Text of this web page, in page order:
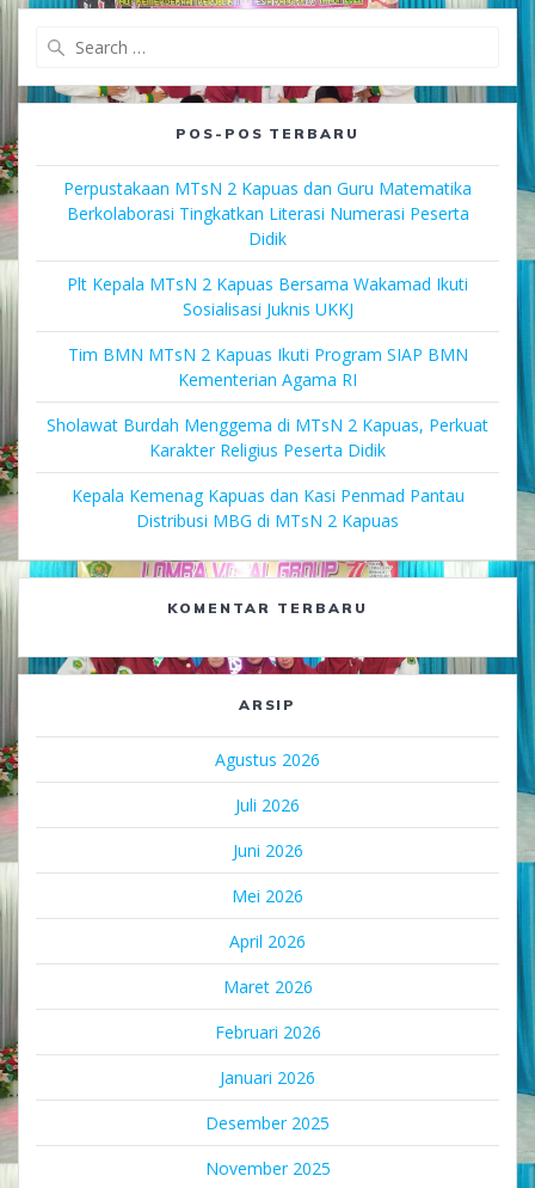
POS-POS TERBARU
Perpustakaan MTsN 2 Kapuas dan Guru Matematika
Berkolaborasi Tingkatkan Literasi Numerasi Peserta
Didik
Plt Kepala MTsN 2 Kapuas Bersama Wakamad Ikuti
Sosialisasi Juknis UKKJ
Tim BMN MTsN 2 Kapuas Ikuti Program SIAP BMN
Kementerian Agama RI
Sholawat Burdah Menggema di MTsN 2 Kapuas, Perkuat
Karakter Religius Peserta Didik
Kepala Kemenag Kapuas dan Kasi Penmad Pantau
Distribusi MBG di MTsN 2 Kapuas
KOMENTAR TERBARU
ARSIP
Agustus 2026
Juli 2026
Juni 2026
Mei 2026
April 2026
Maret 2026
Februari 2026
Januari 2026
Desember 2025
November 2025